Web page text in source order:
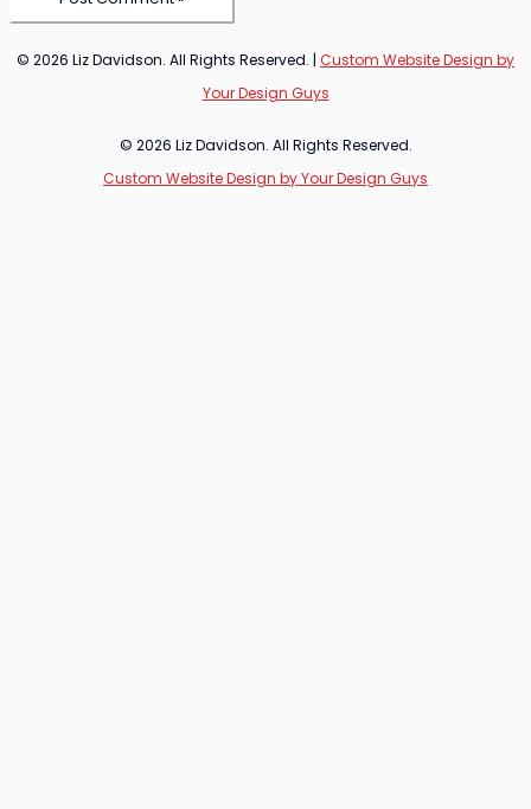
© 2026 Liz Davidson. All Rights Reserved. | Custom Website Design by
Your Design Guys
© 2026 Liz Davidson. All Rights Reserved.
Custom Website Design by Your Design Guys